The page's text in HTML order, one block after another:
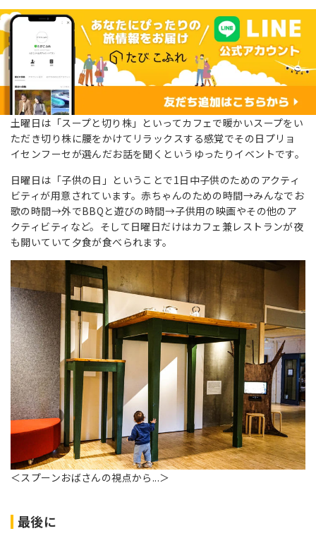
土曜日は「スープと切り株」といってカフェで暖かいスープをい
ただき切り株に腰をかけてリラックスする感覚でその日プリョ
イセンフーセが選んだお話を聞くというゆったりイベントです。
日曜日は「子供の日」ということで1日中子供のためのアクティ
ビティが用意されています。赤ちゃんのための時間→みんなでお
歌の時間→外でBBQと遊びの時間→子供用の映画やその他のア
クティビティなど。そして日曜日だけはカフェ兼レストランが夜
も開いていて夕食が食べられます。
＜スプーンおばさんの視点から...＞
最後に